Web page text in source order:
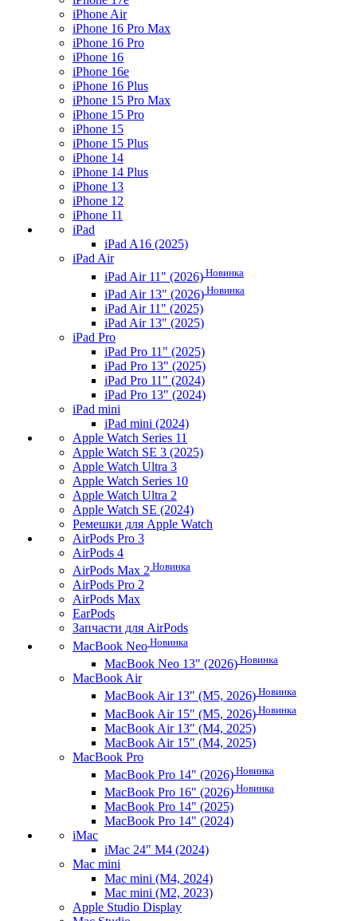
iPhone Air
iPhone 16 Pro Max
iPhone 16 Pro
iPhone 16
iPhone 16e
iPhone 16 Plus
iPhone 15 Pro Max
iPhone 15 Pro
iPhone 15
iPhone 15 Plus
iPhone 14
iPhone 14 Plus
iPhone 13
iPhone 12
iPhone 11
iPad
iPad A16 (2025)
iPad Air
iPad Air 11" (2026) Новинка
iPad Air 13" (2026) Новинка
iPad Air 11" (2025)
iPad Air 13" (2025)
iPad Pro
iPad Pro 11" (2025)
iPad Pro 13" (2025)
iPad Pro 11" (2024)
iPad Pro 13" (2024)
iPad mini
iPad mini (2024)
Apple Watch Series 11
Apple Watch SE 3 (2025)
Apple Watch Ultra 3
Apple Watch Series 10
Apple Watch Ultra 2
Apple Watch SE (2024)
Ремешки для Apple Watch
AirPods Pro 3
AirPods 4
AirPods Max 2 Новинка
AirPods Pro 2
AirPods Max
EarPods
Запчасти для AirPods
MacBook Neo Новинка
MacBook Neo 13" (2026) Новинка
MacBook Air
MacBook Air 13" (M5, 2026) Новинка
MacBook Air 15" (M5, 2026) Новинка
MacBook Air 13" (M4, 2025)
MacBook Air 15" (M4, 2025)
MacBook Pro
MacBook Pro 14" (2026) Новинка
MacBook Pro 16" (2026) Новинка
MacBook Pro 14" (2025)
MacBook Pro 14" (2024)
iMac
iMac 24" M4 (2024)
Mac mini
Mac mini (M4, 2024)
Mac mini (M2, 2023)
Apple Studio Display